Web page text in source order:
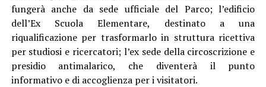
fungerà anche da sede ufficiale del Parco; l’edificio
dell’Ex Scuola Elementare, destinato a una
riqualificazione per trasformarlo in struttura ricettiva
per studiosi e ricercatori; l’ex sede della circoscrizione e
presidio antimalarico, che diventerà il punto
informativo e di accoglienza per i visitatori.